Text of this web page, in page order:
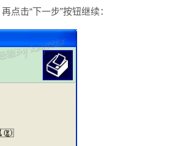
点击“下一步”按钮继续：